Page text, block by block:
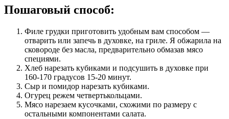
Пошаговый способ:
Филе грудки приготовить удобным вам способом —
отварить или запечь в духовке, на гриле. Я обжарила на
сковороде без масла, предварительно обмазав мясо
специями.
Хлеб нарезать кубиками и подсушить в духовке при
160-170 градусов 15-20 минут.
Сыр и помидор нарезать кубиками.
Огурец режем четвертькольцами.
Мясо нарезаем кусочками, схожими по размеру с
остальными компонентами салата.